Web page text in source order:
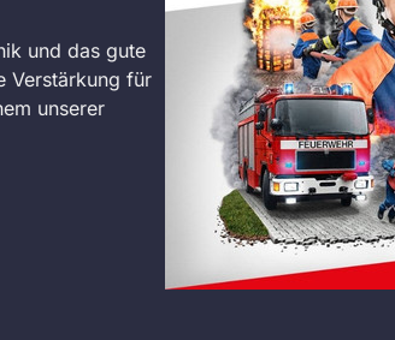
und das gute
Verstärkung für
unserer